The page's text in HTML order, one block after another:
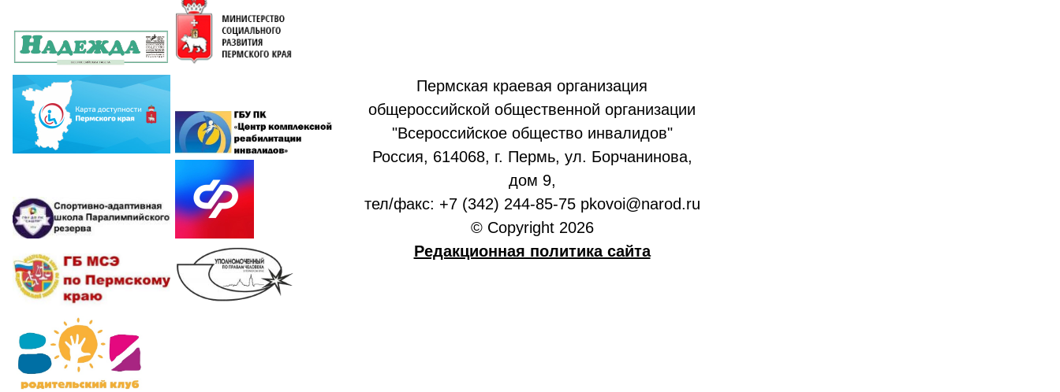
Пермская краевая организация
общероссийской общественной организации
"Всероссийское общество инвалидов"
Россия, 614068, г. Пермь, ул. Борчанинова,
дом 9,
тел/факс: +7 (342) 244-85-75 pkovoi@narod.ru
© Copyright 2026
Редакционная политика сайта